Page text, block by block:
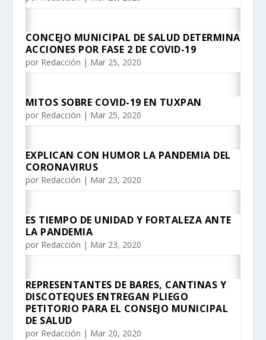
CONCEJO MUNICIPAL DE SALUD DETERMINA
ACCIONES POR FASE 2 DE COVID-19
por Redacción | Mar 25, 2020
MITOS SOBRE COVID-19 EN TUXPAN
por Redacción | Mar 25, 2020
EXPLICAN CON HUMOR LA PANDEMIA DEL
CORONAVIRUS
por Redacción | Mar 23, 2020
ES TIEMPO DE UNIDAD Y FORTALEZA ANTE
LA PANDEMIA
por Redacción | Mar 23, 2020
REPRESENTANTES DE BARES, CANTINAS Y
DISCOTEQUES ENTREGAN PLIEGO
PETITORIO PARA EL CONSEJO MUNICIPAL
DE SALUD
por Redacción | Mar 20, 2020